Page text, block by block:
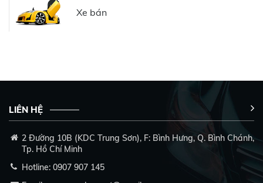
Xe bán
LIÊN HỆ
2 Đường 10B (KDC Trung Sơn), F: Bình Hưng, Q. Bình Chánh,
Tp. Hồ Chí Minh
Hotline: 0907 907 145